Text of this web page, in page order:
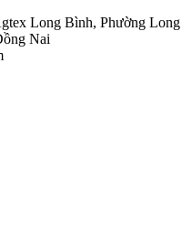
Long Bình, Phường Long
Nai